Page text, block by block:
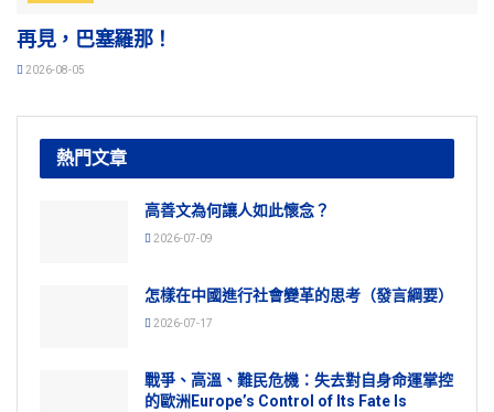
再見，巴塞羅那！
2026-08-05
熱門文章
高善文為何讓人如此懷念？
2026-07-09
怎樣在中國進行社會變革的思考（發言綱要）
2026-07-17
戰爭、高溫、難民危機：失去對自身命運掌控
的歐洲Europe’s Control of Its Fate Is